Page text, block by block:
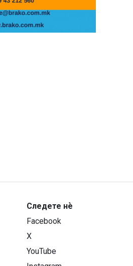
Следете нѐ
Facebook
X
YouTube